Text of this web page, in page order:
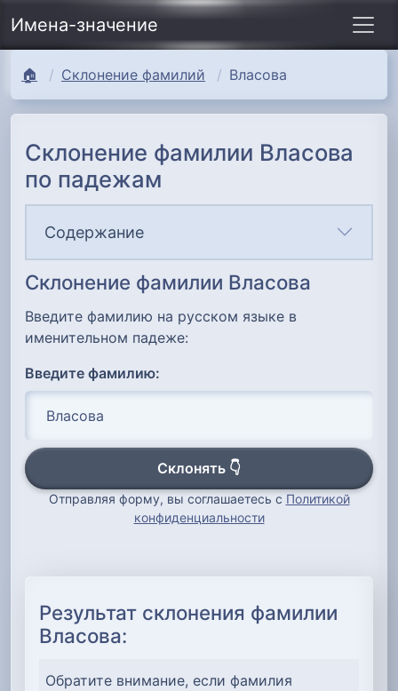
Имена-значение
🏠 Склонение фамилий Власова
Склонение фамилии Власова
по падежам
Содержание
Склонение фамилии Власова
Введите фамилию на русском языке в
именительном падеже:
Введите фамилию:
Склонять 👇
Отправляя форму, вы соглашаетесь с Политикой
конфиденциальности
Результат склонения фамилии
Власова:
Обратите внимание, если фамилия